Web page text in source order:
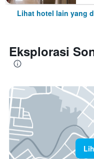
Lihat hotel lain yang
Eksplorasi